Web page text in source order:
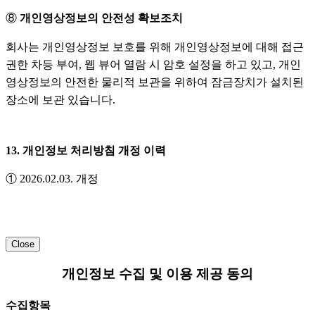
⑧ 개인영상정보의 안전성 확보조치
회사는 개인영상정보 보호를 위해 개인영상정보에 대해 접근
권한 차등 부여, 웹 뷰어 열람 시 암호 설정을 하고 있고, 개인
영상정보의 안전한 물리적 보관을 위하여 잠금장치가 설치된
장소에 보관 있습니다.
13. 개인정보 처리방침 개정 이력
① 2026.02.03. 개정
Close
개인정보 수집 및 이용 제공 동의
수집항목